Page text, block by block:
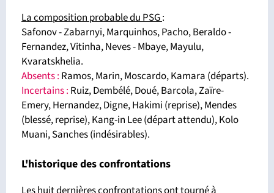
La composition probable du PSG:
Safonov - Zabarnyi, Marquinhos, Pacho, Beraldo -
Fernandez, Vitinha, Neves - Mbaye, Mayulu,
Kvaratskhelia.
Absents: Ramos, Marin, Moscardo, Kamara (départs).
Incertains : Ruiz, Dembélé, Doué, Barcola, Zaïre-
Emery, Hernandez, Digne, Hakimi (reprise), Mendes
(blessé, reprise), Kang-in Lee (départ attendu), Kolo
Muani, Sanches (indésirables).
L'historique des confrontations